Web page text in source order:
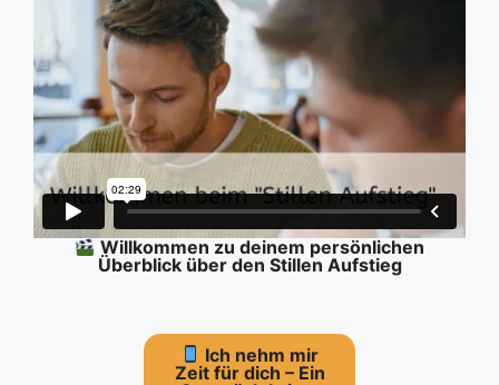
Willkommen zu deinem persönlichen
Überblick über den Stillen Aufstieg
Ich nehm mir
Zeit für dich – Ein